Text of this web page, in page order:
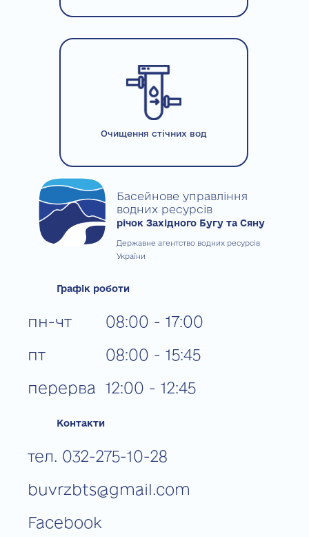
Очищення стічних вод
Басейнове управління
водних ресурсів
річок Західного Бугу та Сяну
Державне агентство водних ресурсів
України
Графік роботи
пн-чт
пт
перерва
08:00 - 17:00
08:00 - 15:45
12:00 - 12:45
Контакти
тел. 032-275-10-28
buvrzbts@gmail.com
Facebook